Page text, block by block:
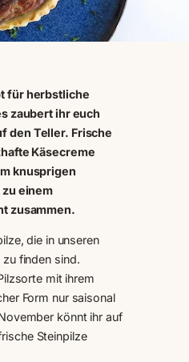
für herbstliche
zaubert ihr euch
den Teller. Frische
Käsecreme
knusprigen
einem
zusammen.
die in unseren
zu finden sind.
mit ihrem
Form nur saisonal
könnt ihr auf
Steinpilze